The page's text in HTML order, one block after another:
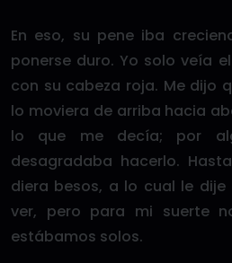
En eso, su pene iba
ponerse duro. Yo solo veía
con su cabeza roja. Me dijo
lo moviera de arriba hacia
lo que me decía; por
desagradaba hacerlo.
diera besos, a lo cual le
ver, pero para mi suerte
estábamos solos.